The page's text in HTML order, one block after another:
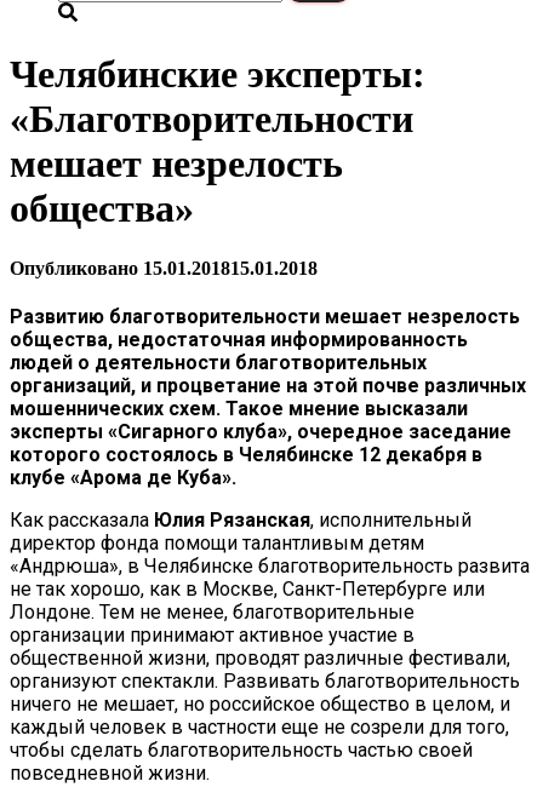
Челябинские эксперты:
«Благотворительности
мешает незрелость
общества»
Опубликовано 15.01.201815.01.2018
Развитию благотворительности мешает незрелость
общества, недостаточная информированность
людей о деятельности благотворительных
организаций, и процветание на этой почве различных
мошеннических схем. Такое мнение высказали
эксперты «Сигарного клуба», очередное заседание
которого состоялось в Челябинске 12 декабря в
клубе «Арома де Куба».
Как рассказала Юлия Рязанская, исполнительный
директор фонда помощи талантливым детям
«Андрюша», в Челябинске благотворительность развита
не так хорошо, как в Москве, Санкт-Петербурге или
Лондоне. Тем не менее, благотворительные
организации принимают активное участие в
общественной жизни, проводят различные фестивали,
организуют спектакли. Развивать благотворительность
ничего не мешает, но российское общество в целом, и
каждый человек в частности еще не созрели для того,
чтобы сделать благотворительность частью своей
повседневной жизни.